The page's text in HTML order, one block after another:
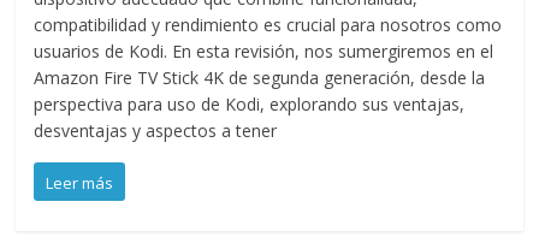
compatibilidad y rendimiento es crucial para nosotros como
usuarios de Kodi. En esta revisión, nos sumergiremos en el
Amazon Fire TV Stick 4K de segunda generación, desde la
perspectiva para uso de Kodi, explorando sus ventajas,
desventajas y aspectos a tener
Leer más